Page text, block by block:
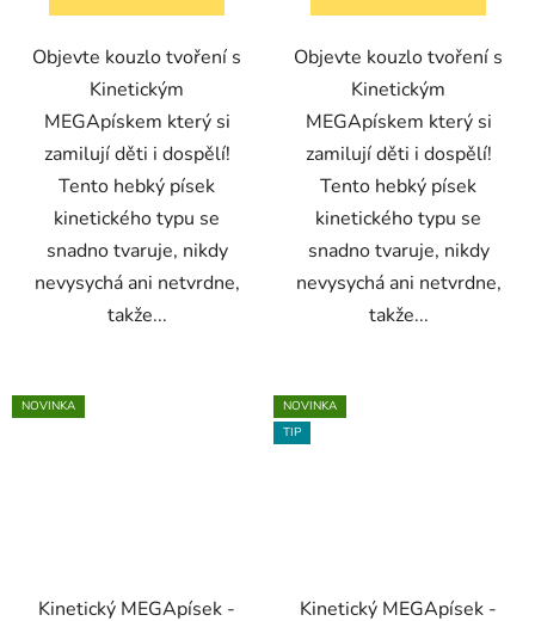
Objevte kouzlo tvoření s
Kinetickým
MEGApískem který si
zamilují děti i dospělí!
Tento hebký písek
kinetického typu se
snadno tvaruje, nikdy
nevysychá ani netvrdne,
takže...
Objevte kouzlo tvoření s
Kinetickým
MEGApískem který si
zamilují děti i dospělí!
Tento hebký písek
kinetického typu se
snadno tvaruje, nikdy
nevysychá ani netvrdne,
takže...
NOVINKA
Kinetický MEGApísek -
NOVINKA
TIP
Kinetický MEGApísek -